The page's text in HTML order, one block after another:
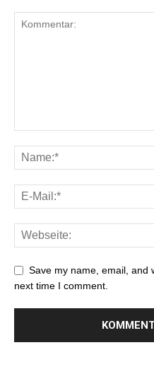
Save my name, email, and
next time I comment.